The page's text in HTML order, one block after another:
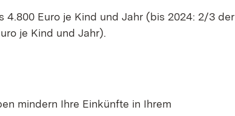
4.800 Euro je Kind und Jahr (bis 2024: 2/3 der
je Kind und Jahr).
mindern Ihre Einkünfte in Ihrem